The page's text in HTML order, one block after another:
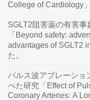
College of Cardiology
SGLT2阻害薬の有害
「Beyond safety:
advantages of SGLT2
た。
パルス波アブレーショ
べた研究「Effect of
Coronary Arteries: A